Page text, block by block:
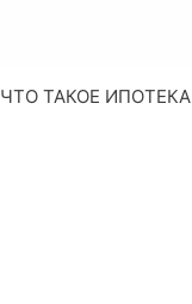
ЧТО ТАКОЕ ИПОТЕКА